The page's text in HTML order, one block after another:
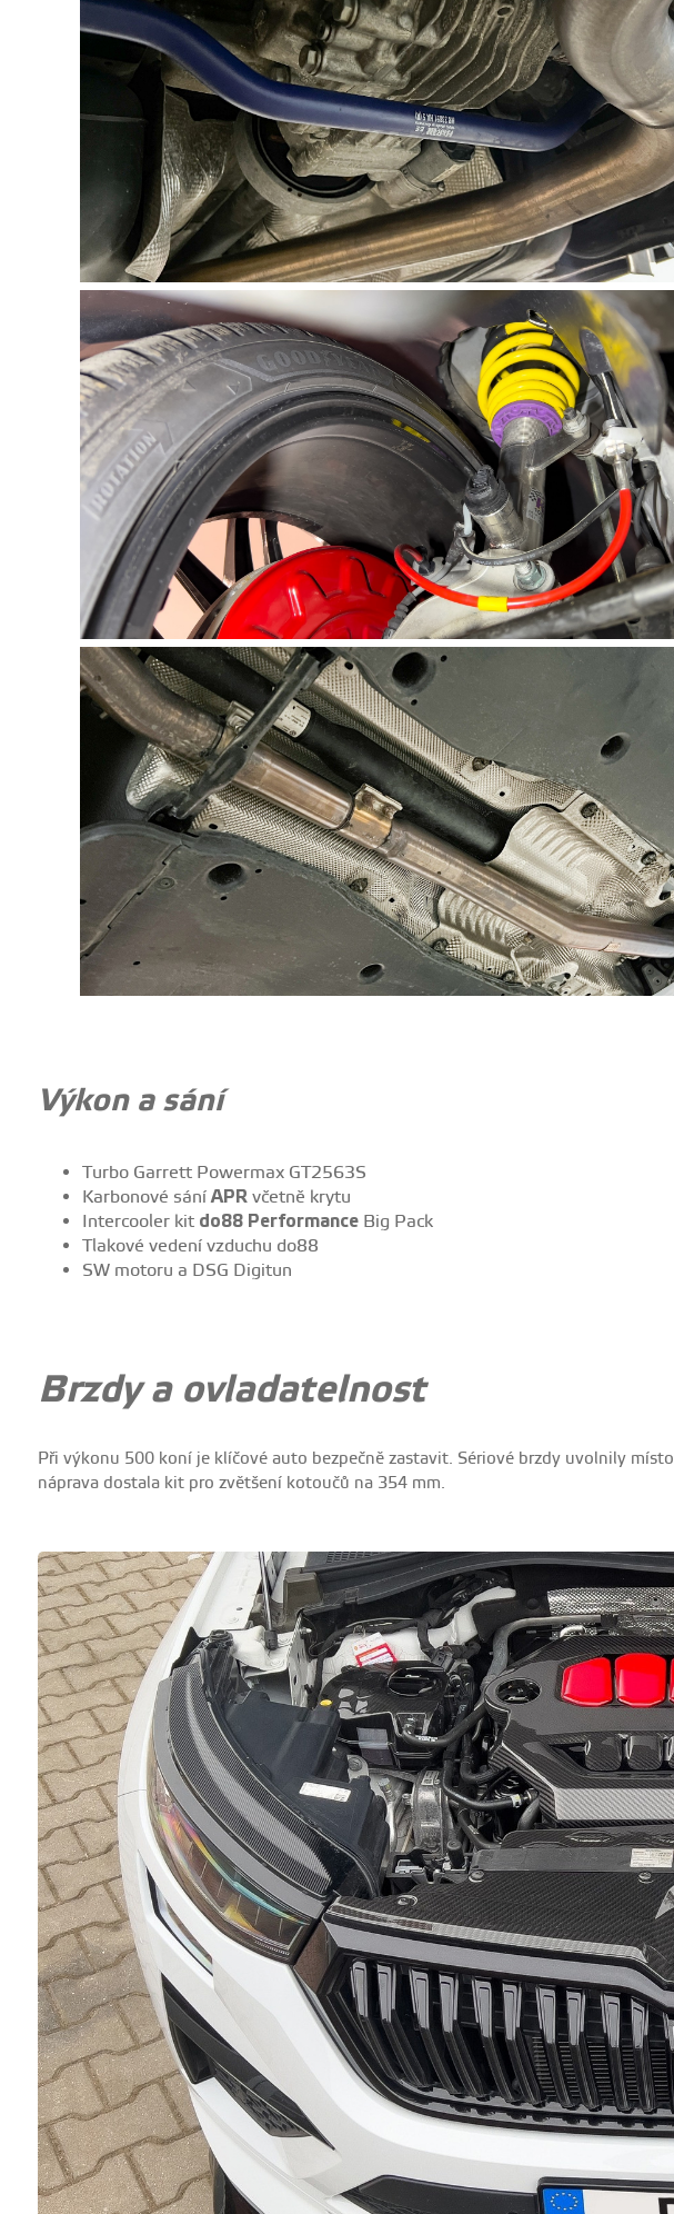
Výkon a sání
Turbo Garrett Powermax GT2563S
Karbonové sáníAPRvčetně krytu
Intercooler kit do88 PerformanceBig Pack
Tlakové vedení vzduchu do88
SW motoru a DSG Digitun
Brzdy a ovladatelnost
Při výkonu 500 koní je klíčové auto bezpečně zastavit. Sériové brzdy uvolnily místo
náprava dostala kit pro zvětšení kotoučů na 354 mm.